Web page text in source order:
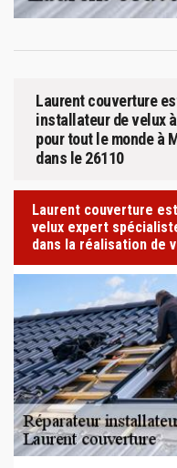
Laurent couverture
installateur de velux
pour tout le monde à
dans le 26110
Laurent couverture
velux expert
dans la réalisation de